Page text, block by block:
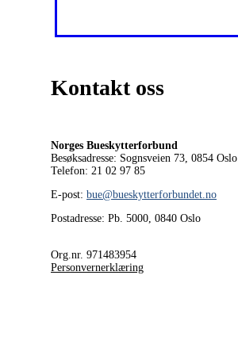
Kontakt oss
Norges Bueskytterforbund
Besøksadresse: Sognsveien 73, 0854 Oslo
Telefon: 21 02 97 85
E-post: bue@bueskytterforbundet.no
Postadresse: Pb. 5000, 0840 Oslo
Org.nr. 971483954
Personvernerklæring